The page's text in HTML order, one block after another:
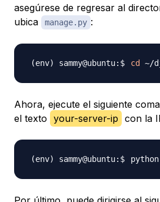
asegúrese de regresar al
ubica
manage.py :
cd
Ahora, ejecute el siguiente
el texto your-server-ip con la